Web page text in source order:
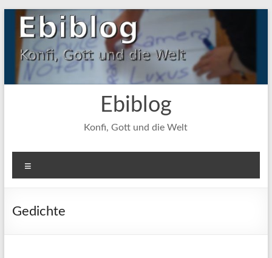
Zum
Inhalt
springen
Ebiblog
Konfi, Gott und die Welt
Gedichte